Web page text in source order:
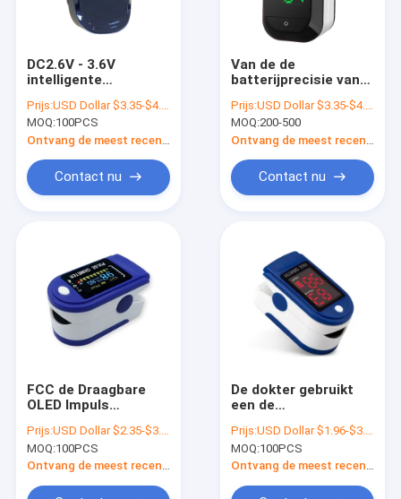
DC2.6V - 3.6V
intelligente
Oximeter met OLED-
Vertoning
Prijs:USD Dollar $3.35-$4.32/set
MOQ:100PCS
Contact nu
Van de de
batterijprecisie van
oximeter van de de
vingertopimpuls
Prijs:USD Dollar $3.35-$4.15/set
MOQ:200-500
Contact nu
FCC de Draagbare
OLED Impuls
Digitale
Vertoningsvingertop
Prijs:USD Dollar $2.35-$3.96/set
MOQ:100PCS
Ontvang de meest recente Prijs
De dokter gebruikt
een de
batterijen van de
AMERIKAANSE CLUB
VAN
Prijs:USD Dollar $1.96-$3.93/set
MOQ:100PCS
Ontvang de meest recente Prijs